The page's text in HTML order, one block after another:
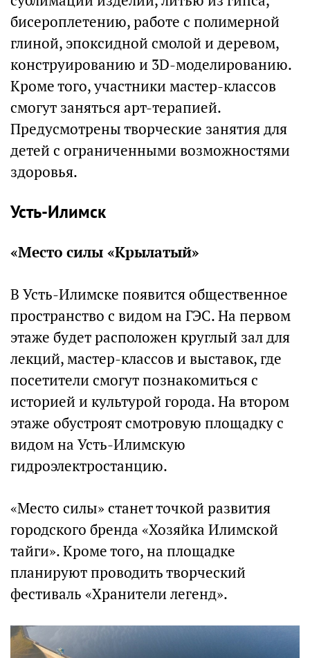
бисероплетению, работе с полимерной
глиной, эпоксидной смолой и деревом,
конструированию и 3D-моделированию.
Кроме того, участники мастер-классов
смогут заняться арт-терапией.
Предусмотрены творческие занятия для
детей с ограниченными возможностями
здоровья.
Усть-Илимск
«Место силы «Крылатый»
В Усть-Илимске появится общественное
пространство с видом на ГЭС. На первом
этаже будет расположен круглый зал для
лекций, мастер-классов и выставок, где
посетители смогут познакомиться с
историей и культурой города. На втором
этаже обустроят смотровую площадку с
видом на Усть-Илимскую
гидроэлектростанцию.
«Место силы» станет точкой развития
городского бренда «Хозяйка Илимской
тайги». Кроме того, на площадке
планируют проводить творческий
фестиваль «Хранители легенд».